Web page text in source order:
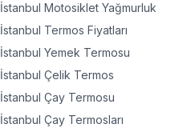
İstanbul Motosiklet Yağmurluk
İstanbul Termos Fiyatları
İstanbul Yemek Termosu
İstanbul Çelik Termos
İstanbul Çay Termosu
İstanbul Çay Termosları